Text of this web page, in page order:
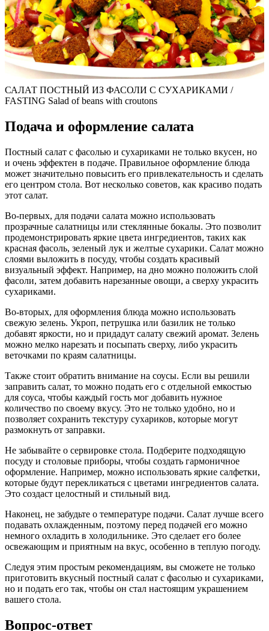
САЛАТ ПОСТНЫЙ ИЗ ФАСОЛИ С СУХАРИКАМИ /
FASTING Salad of beans with croutons
Подача и оформление салата
Постный салат с фасолью и сухариками не только вкусен, но
и очень эффектен в подаче. Правильное оформление блюда
может значительно повысить его привлекательность и сделать
его центром стола. Вот несколько советов, как красиво подать
этот салат.
Во-первых, для подачи салата можно использовать
прозрачные салатницы или стеклянные бокалы. Это позволит
продемонстрировать яркие цвета ингредиентов, таких как
красная фасоль, зеленый лук и желтые сухарики. Салат можно
слоями выложить в посуду, чтобы создать красивый
визуальный эффект. Например, на дно можно положить слой
фасоли, затем добавить нарезанные овощи, а сверху украсить
сухариками.
Во-вторых, для оформления блюда можно использовать
свежую зелень. Укроп, петрушка или базилик не только
добавят яркости, но и придадут салату свежий аромат. Зелень
можно мелко нарезать и посыпать сверху, либо украсить
веточками по краям салатницы.
Также стоит обратить внимание на соусы. Если вы решили
заправить салат, то можно подать его с отдельной емкостью
для соуса, чтобы каждый гость мог добавить нужное
количество по своему вкусу. Это не только удобно, но и
позволяет сохранить текстуру сухариков, которые могут
размокнуть от заправки.
Не забывайте о сервировке стола. Подберите подходящую
посуду и столовые приборы, чтобы создать гармоничное
оформление. Например, можно использовать яркие салфетки,
которые будут перекликаться с цветами ингредиентов салата.
Это создаст целостный и стильный вид.
Наконец, не забудьте о температуре подачи. Салат лучше всего
подавать охлажденным, поэтому перед подачей его можно
немного охладить в холодильнике. Это сделает его более
освежающим и приятным на вкус, особенно в теплую погоду.
Следуя этим простым рекомендациям, вы сможете не только
приготовить вкусный постный салат с фасолью и сухариками,
но и подать его так, чтобы он стал настоящим украшением
вашего стола.
Вопрос-ответ